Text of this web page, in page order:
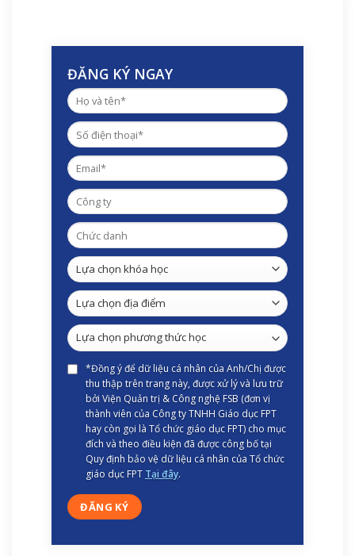
ĐĂNG KÝ NGAY
*Đồng ý để dữ liệu cá nhân của Anh/Chị được
thu thập trên trang này, được xử lý và lưu trữ
bởi Viện Quản trị & Công nghệ FSB (đơn vị
thành viên của Công ty TNHH Giáo dục FPT
hay còn gọi là Tổ chức giáo dục FPT) cho mục
đích và theo điều kiện đã được công bố tại
Quy định bảo vệ dữ liệu cá nhân của Tổ chức
giáo dục FPT Tại đây.